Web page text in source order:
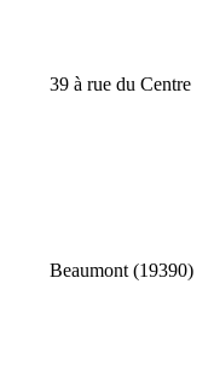
39 à rue du Centre
Beaumont (19390)